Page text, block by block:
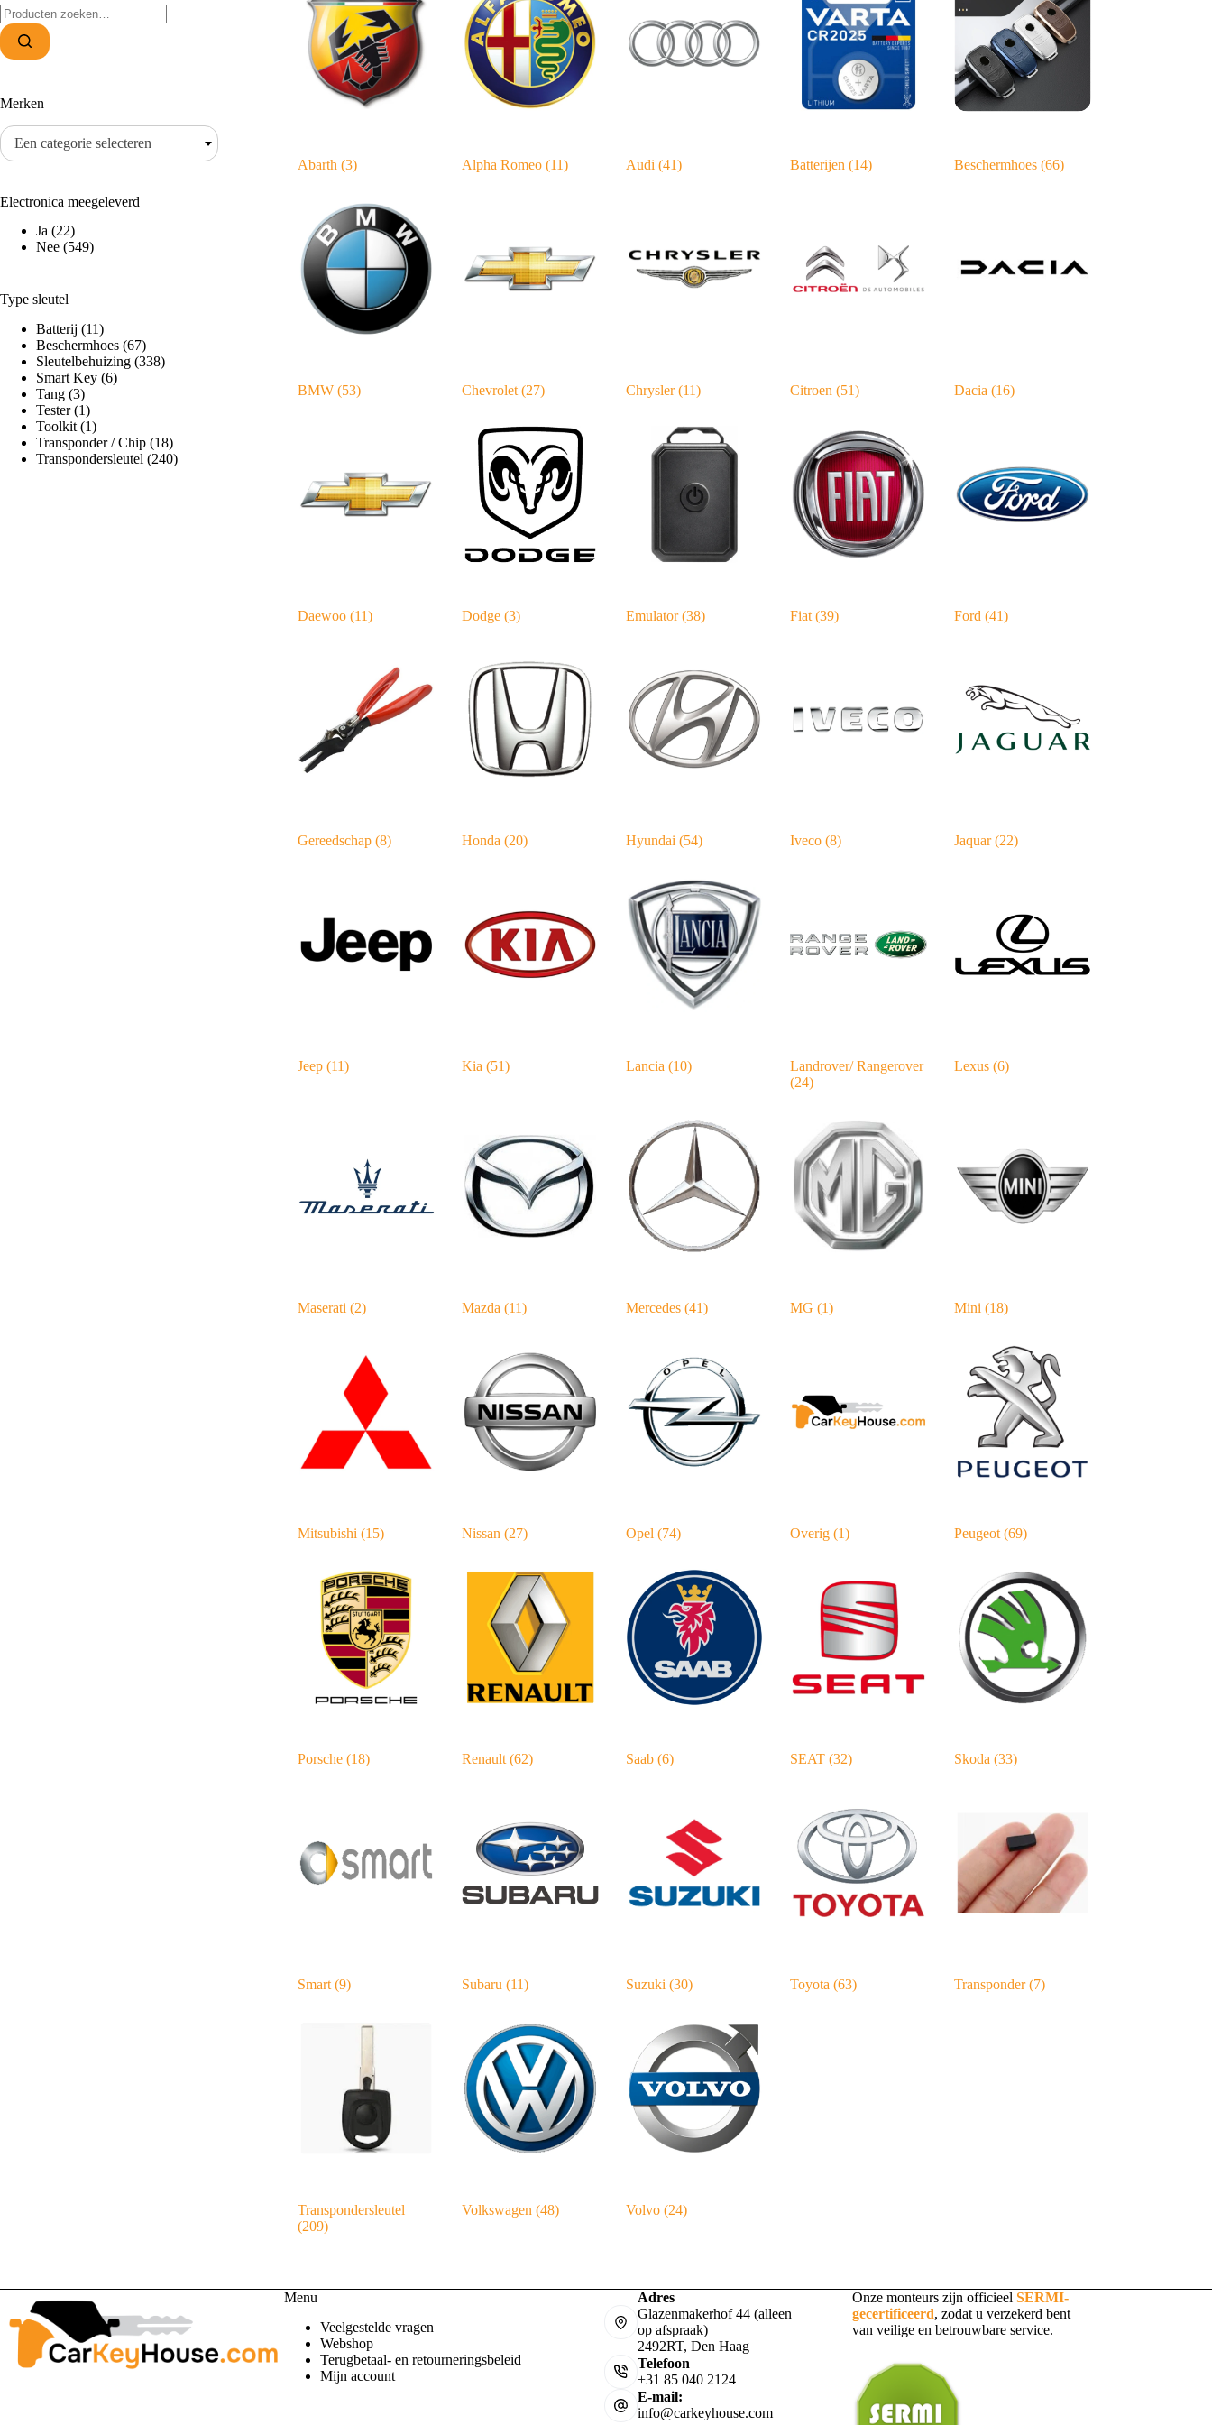
Abarth(3) Alpha Romeo(11) Audi (41) Batterijen (14) Beschermhoes (66)
BMW(53) Chevrolet(27) Chrysler(11) Citroen (51) Dacia (16)
Daewoo(11) Dodge(3) Emulator(38) Fiat (39) Ford (41)
Gereedschap(8) Honda(20) Hyundai (54) Iveco (8) Jaquar(22)
Jeep(11) Kia(51) Lancia (10)
Landrover/ Rangerover
(24)
Lexus (6)
Maserati(2) Mazda(11) Mercedes (41) MG (1) Mini (18)
Mitsubishi(15) Nissan(27) Opel (74) Overig (1) Peugeot (69)
Porsche(18) Renault(62) Saab (6) SEAT (32) Skoda (33)
Smart(9) Subaru(11) Suzuki (30) Toyota (63) Transponder(7)
Transpondersleutel
(209)
Volkswagen(48) Volvo (24)
Zoeken
naar:
Merken
Een categorie selecteren
Electronica meegeleverd
Ja (22)
Nee (549)
Type sleutel
Batterij (11)
Beschermhoes (67)
Sleutelbehuizing (338)
Smart Key (6)
Tang (3)
Tester (1)
Toolkit (1)
Transponder / Chip (18)
Transpondersleutel (240)
Menu
Veelgestelde vragen
Webshop
Terugbetaal- en retourneringsbeleid
Mijn account
Adres
Glazenmakerhof 44 (alleen
op afspraak)
2492RT, Den Haag
Telefoon
+31 85 040 2124
E-mail:
info@carkeyhouse.com
Onze monteurs zijn officieel SERMI-
gecertificeerd, zodat u verzekerd bent
van veilige en betrouwbare service.